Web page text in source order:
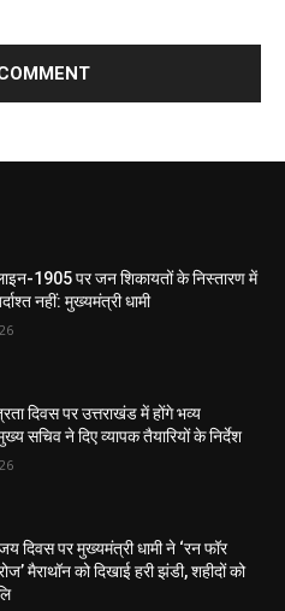
1905 पर जन शिकायतों के निस्तारण में
नहीं: मुख्यमंत्री धामी
दिवस पर उत्तराखंड में होंगे भव्य
सचिव ने दिए व्यापक तैयारियों के निर्देश
दिवस पर मुख्यमंत्री धामी ने ‘रन फॉर
मैराथॉन को दिखाई हरी झंडी, शहीदों को